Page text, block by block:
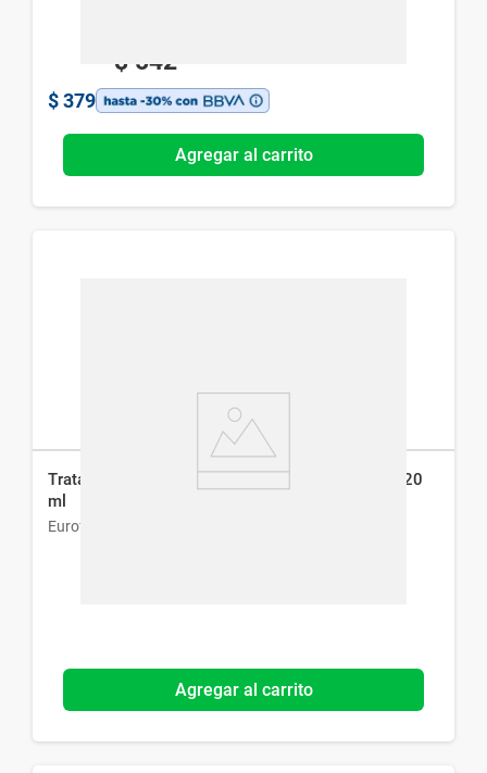
$ 542
$ 379
Agregar al carrito
Tratamiento contra Piojos y Liendres Nopiox x 120
ml
Eurofarma
Agregar al carrito